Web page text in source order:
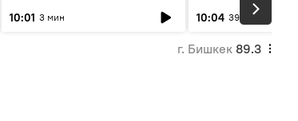
10:01 3 мин
10:04 39 мин
г. Бишкек 89.3